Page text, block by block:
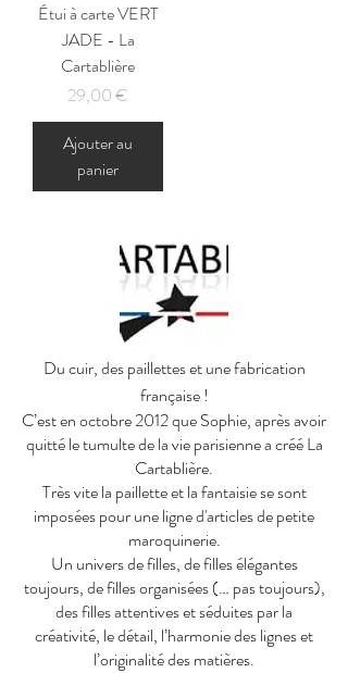
Étui à carte VERT
JADE - La
Cartablière
Prix
29,00 €
Ajouter au
panier
Du cuir, des paillettes et une fabrication
française !
C’est en octobre 2012 que Sophie, après avoir
quitté le tumulte de la vie parisienne a créé La
Cartablière.
Très vite la paillette et la fantaisie se sont
imposées pour une ligne d'articles de petite
maroquinerie.
Un univers de filles, de filles élégantes
toujours, de filles organisées (… pas toujours),
des filles attentives et séduites par la
créativité, le détail, l’harmonie des lignes et
l’originalité des matières.